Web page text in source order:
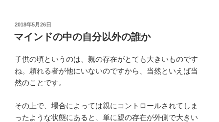
投
稿
日:
2018年5月26日
マインドの中の自分以外の誰か
子供の頃というのは、親の存在がとても大きいものです
ね。頼れる者が他にいないのですから、当然といえば当
然のことです。
その上で、場合によっては親にコントロールされてしま
ったような状態にあると、単に親の存在が外側で大きい